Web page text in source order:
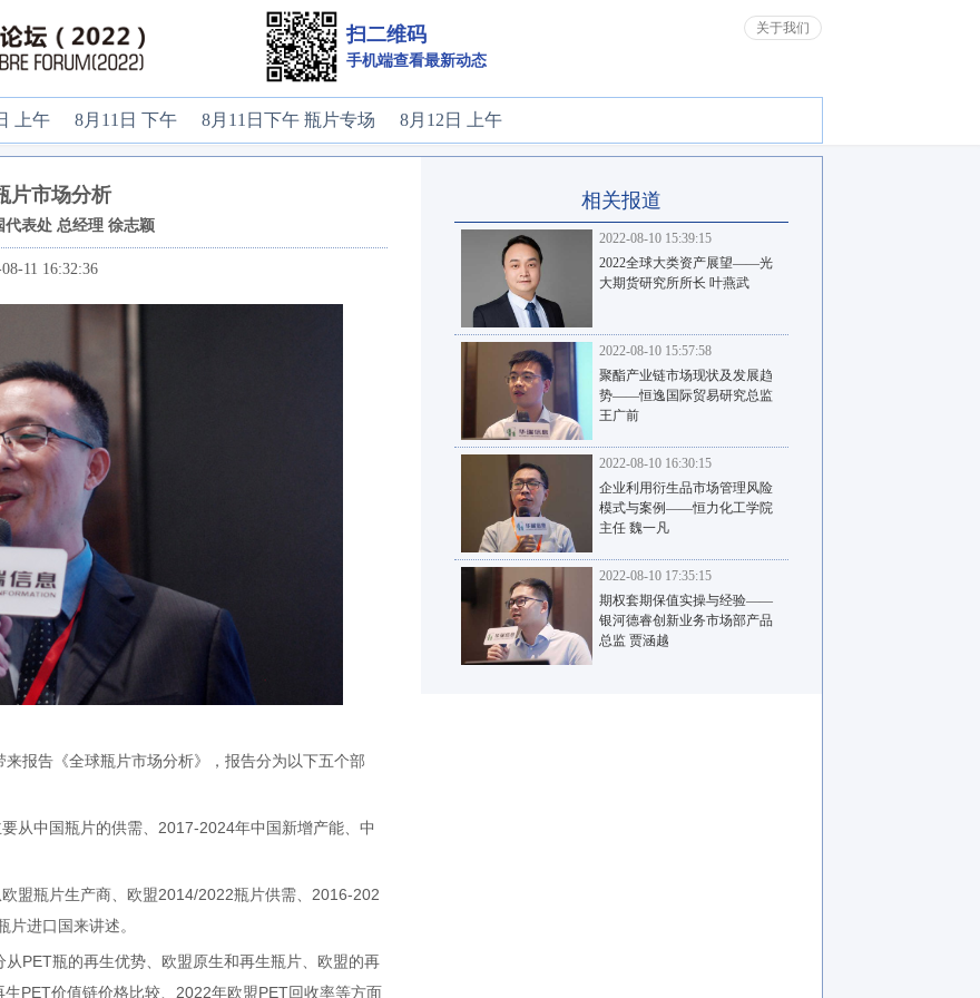
扫二维码
手机端查看最新动态
关于我们
上午 8月11日 下午 8月11日下午 瓶片专场 8月12日 上午
片市场分析
表处 总经理 徐志颖
11 16:32:36
告《全球瓶片市场分析》，报告分为以下五个部
中国瓶片的供需、2017-2024年中国新增产能、中
瓶片生产商、欧盟2014/2022瓶片供需、2016-202
进口国来讲述。
PET瓶的再生优势、欧盟原生和再生瓶片、欧盟的再
PET价值链价格比较、2022年欧盟PET回收率等方面
相关报道
2022-08-10 15:39:15
2022全球大类资产展望——光
大期货研究所所长 叶燕武
2022-08-10 15:57:58
聚酯产业链市场现状及发展趋
势——恒逸国际贸易研究总监
王广前
2022-08-10 16:30:15
企业利用衍生品市场管理风险
模式与案例——恒力化工学院
主任 魏一凡
2022-08-10 17:35:15
期权套期保值实操与经验——
银河德睿创新业务市场部产品
总监 贾涵越